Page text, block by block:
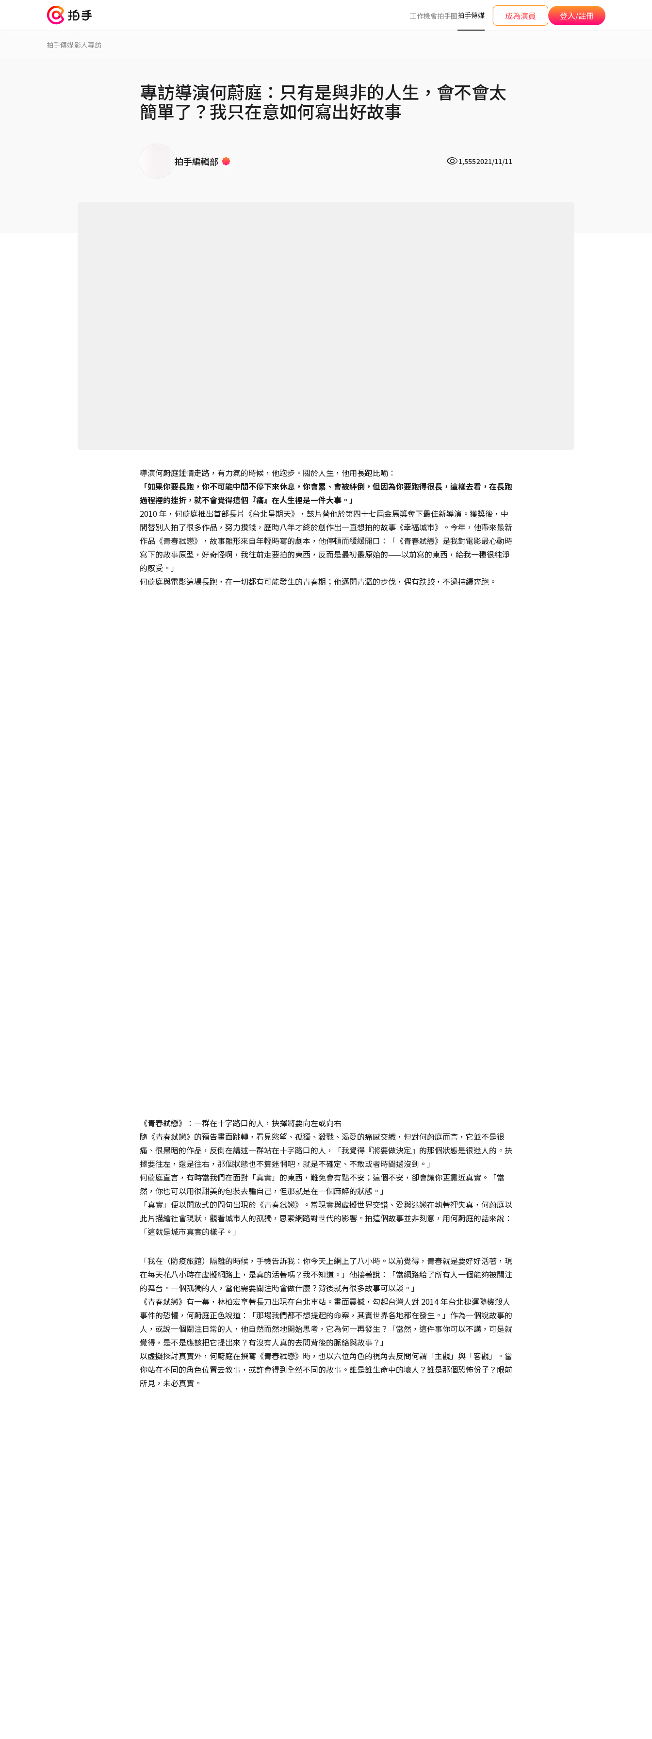
工作機會拍手圈拍手傳媒 成為演員 登入/註冊
拍手傳媒影人專訪
專訪導演何蔚庭：只有是與非的人生，會不會太
簡單了？我只在意如何寫出好故事
拍手編輯部 1,5552021/11/11
導演何蔚庭鍾情走路，有力氣的時候，他跑步。關於人生，他用長跑比喻：
「如果你要長跑，你不可能中間不停下來休息，你會累、會被絆倒，但因為你要跑得很長，這樣去看，在長跑
過程裡的挫折，就不會覺得這個『痛』在人生裡是一件大事。」
2010 年，何蔚庭推出首部長片《台北星期天》，該片替他於第四十七屆金馬獎奪下最佳新導演。獲獎後，中
間替別人拍了很多作品，努力攢錢，歷時八年才終於創作出一直想拍的故事《幸福城市》。今年，他帶來最新
作品《青春弒戀》，故事雛形來自年輕時寫的劇本，他停頓而緩緩開口：「《青春弒戀》是我對電影最心動時
寫下的故事原型，好奇怪啊，我往前走要拍的東西，反而是最初最原始的——以前寫的東西，給我一種很純淨
的感受。」
何蔚庭與電影這場長跑，在一切都有可能發生的青春期；他邁開青澀的步伐，偶有跌跤，不過持續奔跑。
《青春弒戀》：一群在十字路口的人，抉擇將要向左或向右
隨《青春弒戀》的預告畫面跳轉，看見慾望、孤獨、殺戮、渴愛的痛感交織，但對何蔚庭而言，它並不是很
痛、很黑暗的作品，反倒在講述一群站在十字路口的人，「我覺得『將要做決定』的那個狀態是很迷人的。抉
擇要往左，還是往右，那個狀態也不算迷惘吧，就是不確定、不敢或者時間還沒到。」
何蔚庭直言，有時當我們在面對「真實」的東西，難免會有點不安；這個不安，卻會讓你更靠近真實。「當
然，你也可以用很甜美的包裝去騙自己，但那就是在一個麻醉的狀態。」
「真實」便以開放式的問句出現於《青春弒戀》。當現實與虛擬世界交錯、愛與迷戀在執著裡失真，何蔚庭以
此片描繪社會現狀，觀看城市人的孤獨，思索網路對世代的影響。拍這個故事並非刻意，用何蔚庭的話來說：
「這就是城市真實的樣子。」
「我在（防疫旅館）隔離的時候，手機告訴我：你今天上網上了八小時。以前覺得，青春就是要好好活著，現
在每天花八小時在虛擬網路上，是真的活著嗎？我不知道。」他接著說：「當網路給了所有人一個能夠被關注
的舞台。一個孤獨的人，當他需要關注時會做什麼？背後就有很多故事可以談。」
《青春弒戀》有一幕，林柏宏拿著長刀出現在台北車站。畫面震撼，勾起台灣人對 2014 年台北捷運隨機殺人
事件的恐懼，何蔚庭正色說道：「那場我們都不想提起的命案，其實世界各地都在發生。」作為一個說故事的
人，或說一個關注日常的人，他自然而然地開始思考，它為何一再發生？「當然，這件事你可以不講，可是就
覺得，是不是應該把它提出來？有沒有人真的去問背後的脈絡與故事？」
以虛擬探討真實外，何蔚庭在撰寫《青春弒戀》時，也以六位角色的視角去反問何謂「主觀」與「客觀」。當
你站在不同的角色位置去敘事，或許會得到全然不同的故事。誰是誰生命中的壞人？誰是那個恐怖份子？眼前
所見，未必真實。